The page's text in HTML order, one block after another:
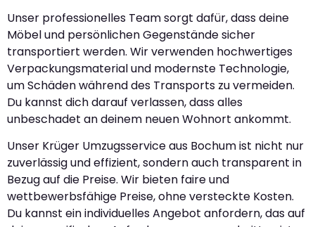
Unser professionelles Team sorgt dafür, dass deine
Möbel und persönlichen Gegenstände sicher
transportiert werden. Wir verwenden hochwertiges
Verpackungsmaterial und modernste Technologie,
um Schäden während des Transports zu vermeiden.
Du kannst dich darauf verlassen, dass alles
unbeschadet an deinem neuen Wohnort ankommt.
Unser Krüger Umzugsservice aus Bochum ist nicht nur
zuverlässig und effizient, sondern auch transparent in
Bezug auf die Preise. Wir bieten faire und
wettbewerbsfähige Preise, ohne versteckte Kosten.
Du kannst ein individuelles Angebot anfordern, das auf